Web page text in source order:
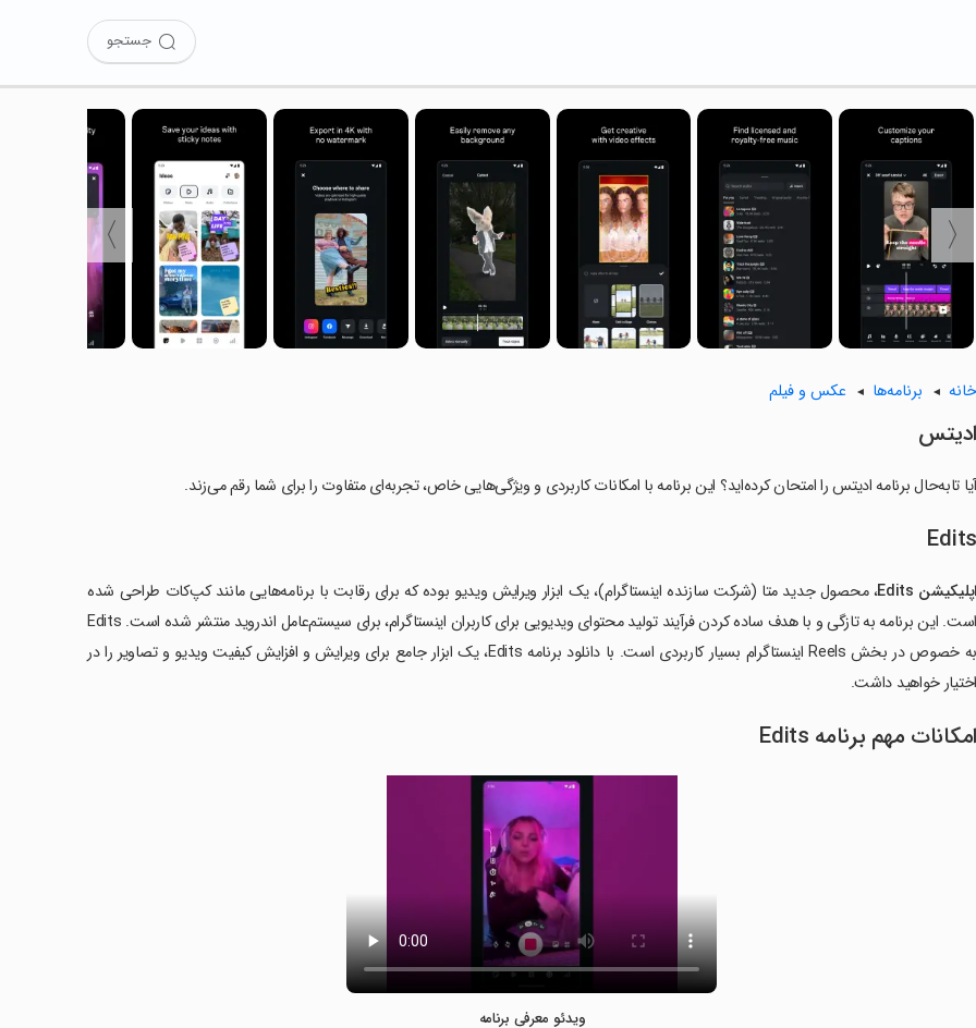
جستجو
〈
〉
خانه برنامه‌ها عکس و فیلم
ادیتس
آیا تابه‌حال برنامه ادیتس را امتحان کرده‌اید؟ این برنامه با امکانات کاربردی و ویژگی‌هایی خاص، تجربه‌ای متفاوت را برای شما رقم می‌زند.
Edits
اپلیکیشن Edits، محصول جدید متا (شرکت سازنده اینستاگرام)، یک ابزار ویرایش ویدیو بوده که برای رقابت با برنامه‌هایی مانند کپ‌کات طراحی شده
است. این برنامه به تازگی و با هدف ساده کردن فرآیند تولید محتوای ویدیویی برای کاربران اینستاگرام، برای سیستم‌عامل اندروید منتشر شده است. Edits
به خصوص در بخش Reels اینستاگرام بسیار کاربردی است. با دانلود برنامه Edits، یک ابزار جامع برای ویرایش و افزایش کیفیت ویدیو و تصاویر را در
اختیار خواهید داشت.
امکانات مهم برنامه Edits
ویدئو معرفی برنامه